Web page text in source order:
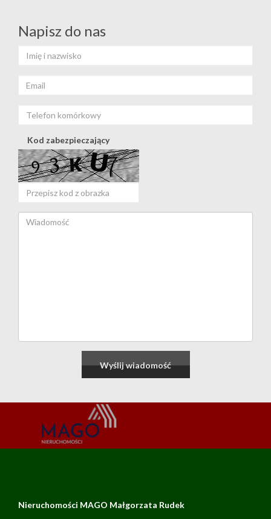
Napisz do nas
Kod zabezpieczający
Nieruchomości MAGO Małgorzata Rudek